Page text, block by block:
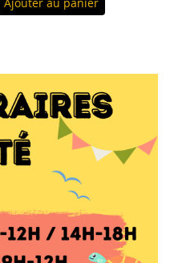
Ajouter au panier